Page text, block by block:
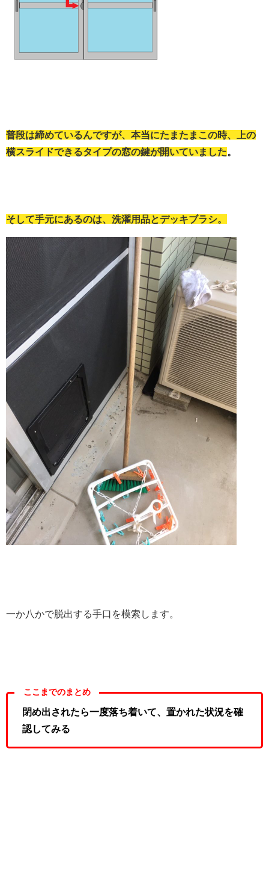
普段は締めているんですが、本当にたまたまこの時、上の
横スライドできるタイプの窓の鍵が開いていました。
そして手元にあるのは、洗濯用品とデッキブラシ。
一か八かで脱出する手口を模索します。
ここまでのまとめ
閉め出されたら一度落ち着いて、置かれた状況を確
認してみる